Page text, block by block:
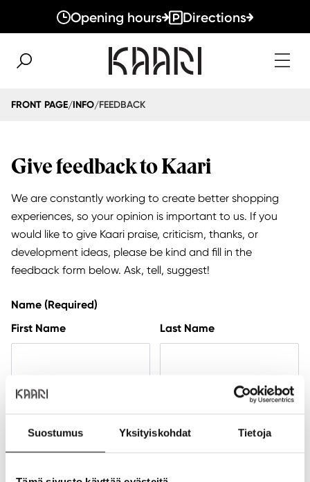
Suostumus Yksityiskohdat Tietoja
Opening hours Directions
FRONT PAGE/INFO/FEEDBACK
Give feedback to Kaari
We are constantly working to create better shopping
experiences, so your opinion is important to us. If you
would like to give Kaari praise, criticism, thanks, or
development ideas, please be kind and fill in the
feedback form below. Ask, tell, suggest!
Name (Required)
First Name
Last Name
Enter Email Address
Confirm Email Address